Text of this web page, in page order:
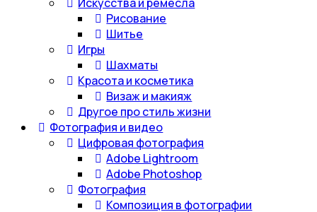
Рисование
Шитье
Игры
Шахматы
Красота и косметика
Визаж и макияж
Другое про стиль жизни
Фотография и видео
Цифровая фотография
Adobe Lightroom
Adobe Photoshop
Фотография
Композиция в фотографии